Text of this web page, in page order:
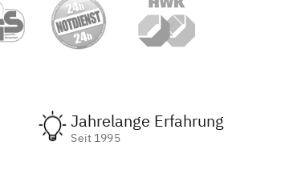
Jahrelange Erfahrung
Seit 1995